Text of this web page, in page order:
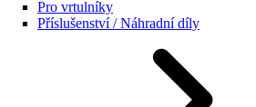
Pro vrtulníky
Příslušenství / Náhradní díly